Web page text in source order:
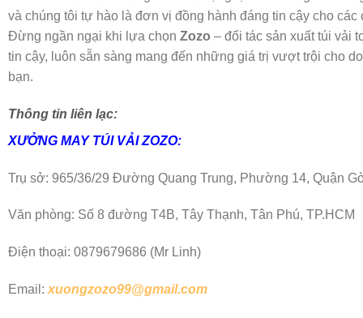
và chúng tôi tự hào là đơn vị đồng hành đáng tin cậy cho các
Đừng ngần ngại khi lựa chọn Zozo – đối tác sản xuất túi vải
tin cậy, luôn sẵn sàng mang đến những giá trị vượt trội cho
bạn.
Thông tin liên lạc:
XƯỞNG MAY TÚI VẢI ZOZO:
Trụ sở: 965/36/29 Đường Quang Trung, Phường 14, Quận
Văn phòng: Số 8 đường T4B, Tây Thạnh, Tân Phú, TP.HCM
Điện thoại: 0879679686 (Mr Linh)
Email: xuongzozo99@gmail.com